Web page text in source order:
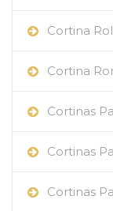
Cortina
Cortina
Cortinas
Cortinas
Cortinas